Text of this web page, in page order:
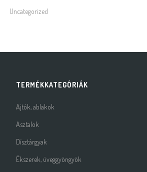
Uncategorized
TERMÉKKATEGÓRIÁK
Ajtók, ablakok
Asztalok
Dísztárgyak
Ékszerek, üveggyöngyök